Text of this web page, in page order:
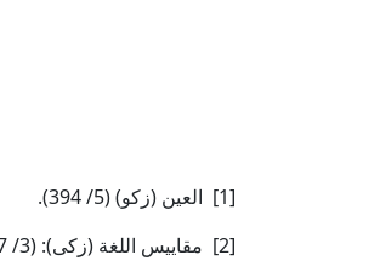
[1] العين (زكو) (5/ 394).
[2] مقاييس اللغة (زكى): (3/ 17).